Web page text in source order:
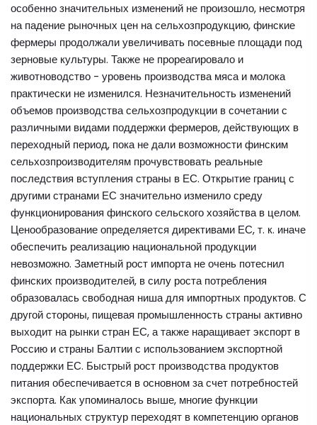
особенно значительных изменений не произошло, несмотря
на падение рыночных цен на сельхозпродукцию, финские
фермеры продолжали увеличивать посевные площади под
зерновые культуры. Также не прореагировало и
животноводство - уровень производства мяса и молока
практически не изменился. Незначительность изменений
объемов производства сельхозпродукции в сочетании с
различными видами поддержки фермеров, действующих в
переходный период, пока не дали возможности финским
сельхозпроизводителям прочувствовать реальные
последствия вступления страны в ЕС. Открытие границ с
другими странами ЕС значительно изменило среду
функционирования финского сельского хозяйства в целом.
Ценообразование определяется директивами ЕС, т. к. иначе
обеспечить реализацию национальной продукции
невозможно. Заметный рост импорта не очень потеснил
финских производителей, в силу роста потребления
образовалась свободная ниша для импортных продуктов. С
другой стороны, пищевая промышленность страны активно
выходит на рынки стран ЕС, а также наращивает экспорт в
Россию и страны Балтии с использованием экспортной
поддержки ЕС. Быстрый рост производства продуктов
питания обеспечивается в основном за счет потребностей
экспорта. Как упоминалось выше, многие функции
национальных структур переходят в компетенцию органов